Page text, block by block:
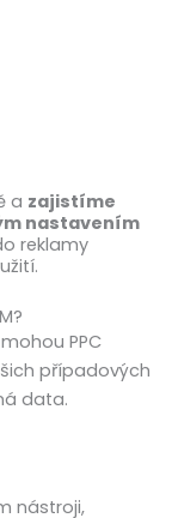
a zajistíme
nastavením
reklamy
PPC
případových
data.
nástroji,